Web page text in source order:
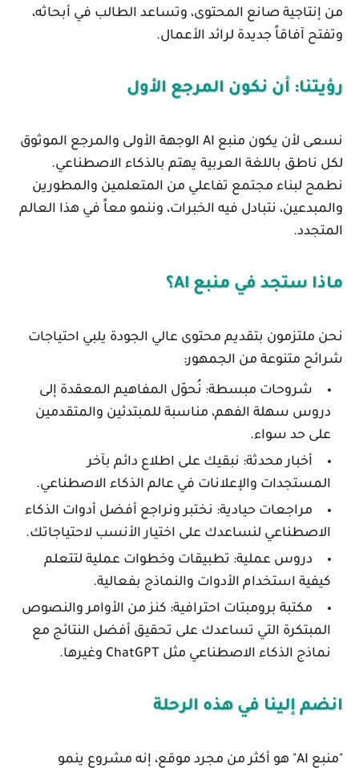
من إنتاجية صانع المحتوى، وتساعد الطالب في أبحاثه،
وتفتح آفاقاً جديدة لرائد الأعمال.
رؤيتنا: أن نكون المرجع الأول
نسعى لأن يكون منبع AI
الوجهة الأولى والمرجع الموثوق
لكل ناطق باللغة العربية يهتم بالذكاء الاصطناعي.
نطمح لبناء مجتمع تفاعلي من المتعلمين والمطورين
والمبدعين، نتبادل فيه الخبرات، وننمو معاً في هذا العالم
المتجدد.
ماذا ستجد في منبع AI؟
نحن ملتزمون بتقديم محتوى عالي الجودة يلبي احتياجات
شرائح متنوعة من الجمهور:
شروحات مبسطة: نُحوّل المفاهيم المعقدة إلى
دروس سهلة الفهم، مناسبة للمبتدئين والمتقدمين
على حد سواء.
أخبار محدثة: نبقيك على اطلاع دائم بآخر
المستجدات والإعلانات في عالم الذكاء الاصطناعي.
مراجعات حيادية: نختبر ونراجع أفضل أدوات الذكاء
الاصطناعي لنساعدك على اختيار الأنسب لاحتياجاتك.
دروس عملية: تطبيقات وخطوات عملية لتتعلم
كيفية استخدام الأدوات والنماذج بفعالية.
مكتبة برومبتات احترافية: كنز من الأوامر والنصوص
المبتكرة التي تساعدك على تحقيق أفضل النتائج مع
نماذج الذكاء الاصطناعي مثل ChatGPT وغيرها.
انضم إلينا في هذه الرحلة
"منبع AI" هو أكثر من مجرد موقع، إنه مشروع ينمو